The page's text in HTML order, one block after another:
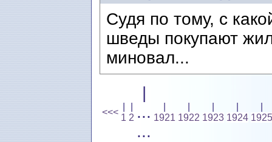
Судя по тому, с
шведы покупают
миновал...
<<<
1 2
|
...
...
1921 1922 1923 1924 1925